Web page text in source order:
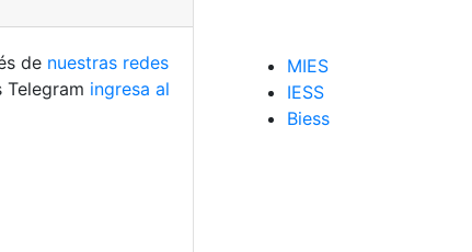
de nuestras redes
Telegram ingresa al
MIES
IESS
Biess